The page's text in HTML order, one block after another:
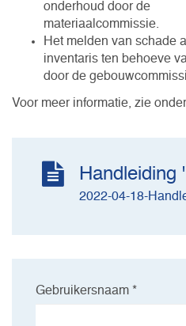
onderhoud door de
materiaalcommissie.
Het melden van schade
inventaris ten behoeve
door de
Voor meer informatie, zie
Handleiding
2022-04-18-
Gebruikersnaam *